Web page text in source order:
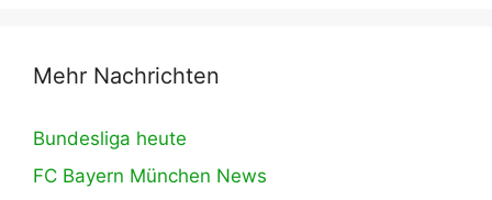
Mehr Nachrichten
Bundesliga heute
FC Bayern München News